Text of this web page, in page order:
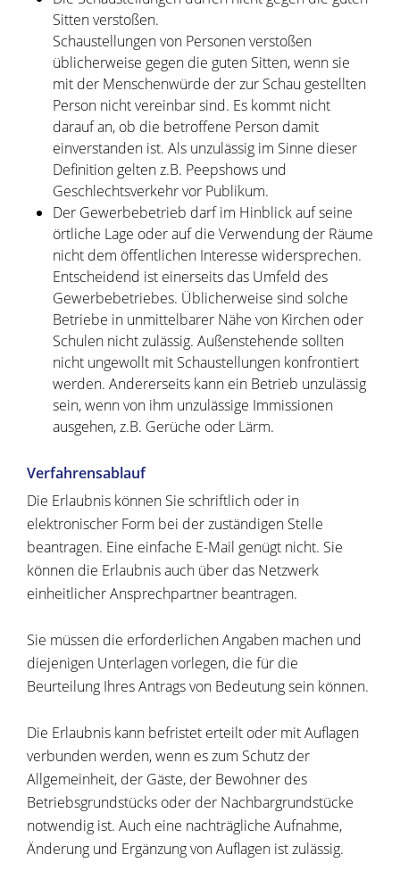
Sitten verstoßen.
Schaustellungen von Personenverstoßen
üblicherweise gegen die guten Sitten, wenn sie
mit der Menschenwürde der zur Schau gestellten
Person nicht vereinbar sind. Es kommt nicht
darauf an, ob die betroffene Person damit
einverstanden ist. Als unzulässig im Sinne dieser
Definition gelten z.B. Peepshows und
Geschlechtsverkehr vor Publikum.
Der Gewerbebetrieb darf im Hinblick auf seine
örtliche Lage oder auf die Verwendung der Räume
nicht dem öffentlichen Interesse widersprechen.
Entscheidend ist einerseits das Umfeld des
Gewerbebetriebes. Üblicherweise sind solche
Betriebe in unmittelbarer Nähe von Kirchen oder
Schulen nicht zulässig. Außenstehende sollten
nicht ungewollt mit Schaustellungen konfrontiert
werden. Andererseits kann ein Betrieb unzulässig
sein, wenn von ihm unzulässige Immissionen
ausgehen,z.B. Gerüche oder Lärm.
Verfahrensablauf
Die Erlaubnis können Sie schriftlich oder in
elektronischer Form bei der zuständigen Stelle
beantragen. Eine einfache E-Mail genügt nicht. Sie
können die Erlaubnis auch über das Netzwerk
einheitlicher Ansprechpartner beantragen.
Sie müssen die erforderlichen Angaben machen und
diejenigen Unterlagen vorlegen, die für die
Beurteilung Ihres Antrags von Bedeutung sein können.
Die Erlaubnis kann befristet erteilt oder mit Auflagen
verbunden werden, wenn es zum Schutz der
Allgemeinheit, der Gäste, der Bewohner des
Betriebsgrundstücks oder der Nachbargrundstücke
notwendig ist. Auch eine nachträgliche Aufnahme,
Änderung und Ergänzung von Auflagen ist zulässig.